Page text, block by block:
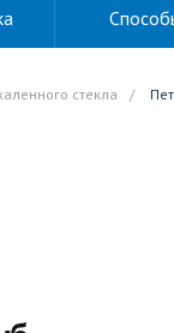
стекла /